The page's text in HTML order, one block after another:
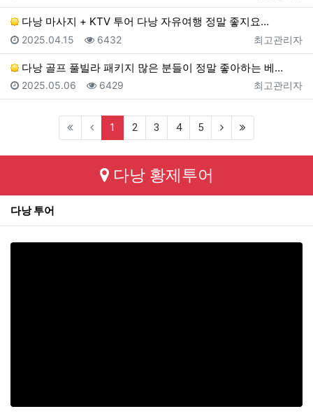
다낭 마사지 + KTV 투어 다낭 자유여행 정말 좋지요…
등록자
최고관리자
등록일
2025.04.15 조회
6432
다낭 골프 풀빌라 패키지 많은 분들이 정말 좋아하는 베…
등록자
최고관리자
등록일
2025.05.06 조회
6429
1 (current)
2 3 4 5 (next)
다낭 황제투어
다낭 투어